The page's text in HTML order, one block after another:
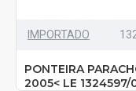
IMPORTADO
PONTEIRA
2005< LE 1324597/